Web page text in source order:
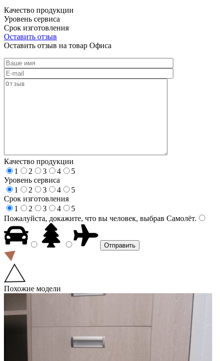
Качество продукции
Уровень сервиса
Срок изготовления
Оставить отзыв
Оставить отзыв на товар Офиса
Качество продукции
1
2 3 4
5
Уровень сервиса
1
2 3 4
5
Срок изготовления
1
2 3 4
5
Пожалуйста, докажите, что вы человек, выбрав Самолёт.
Похожие модели